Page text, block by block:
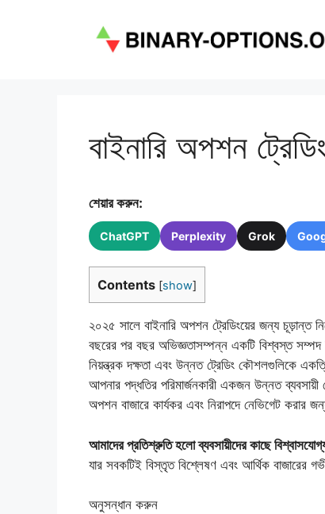
বাইনারি অপশন
শেয়ার করুন:
ChatGPT Perplexity Grok
Contents [show]
২০২৫ সালে বাইনারি অপশন ট্রেডিংয়ের জন্য
বছরের পর বছর অভিজ্ঞতাসম্পন্ন একটি বিশ্বস্ত সম্পদ
নিয়ন্ত্রক দক্ষতা এবং উন্নত ট্রেডিং কৌশলগুলিকে
আপনার পদ্ধতির পরিমার্জনকারী একজন উন্নত ব্যবসায়ী
অপশন বাজারে কার্যকর এবং নিরাপদে নেভিগেট করার
আমাদের প্রতিশ্রুতি হলো ব্যবসায়ীদের কাছে
যার সবকটিই বিস্তৃত বিশ্লেষণ এবং আর্থিক বাজারের
অনুসন্ধান করুন